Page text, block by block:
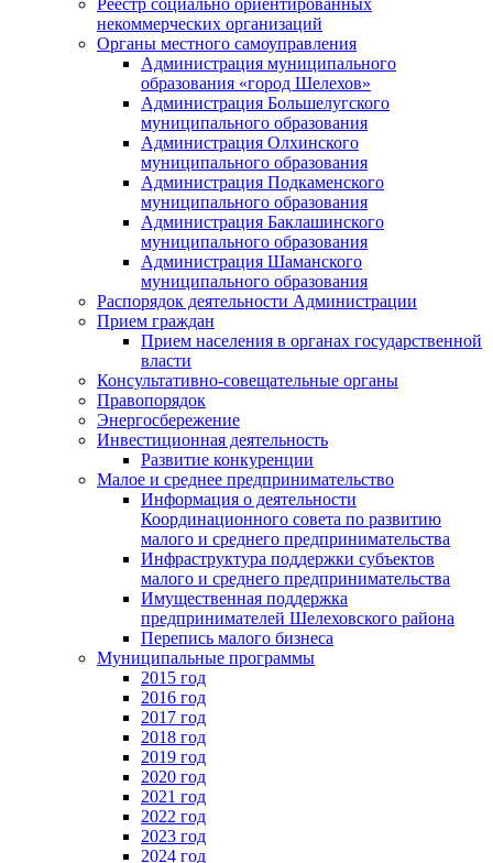
некоммерческих организаций
Органы местного самоуправления
Администрация муниципального
образования «город Шелехов»
Администрация Большелугского
муниципального образования
Администрация Олхинского
муниципального образования
Администрация Подкаменского
муниципального образования
Администрация Баклашинского
муниципального образования
Администрация Шаманского
муниципального образования
Распорядок деятельности Администрации
Прием граждан
Прием населения в органах государственной
власти
Консультативно-совещательные органы
Правопорядок
Энергосбережение
Инвестиционная деятельность
Развитие конкуренции
Малое и среднее предпринимательство
Информация о деятельности
Координационного совета по развитию
малого и среднего предпринимательства
Инфраструктура поддержки субъектов
малого и среднего предпринимательства
Имущественная поддержка
предпринимателей Шелеховского района
Перепись малого бизнеса
Муниципальные программы
2015 год
2016 год
2017 год
2018 год
2019 год
2020 год
2021 год
2022 год
2023 год
2024 год